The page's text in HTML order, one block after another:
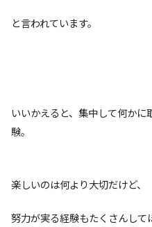
と言われています。
いいかえると、集中して何か
験。
楽しいのは何より大切だけど、
努力が実る経験もたくさんして